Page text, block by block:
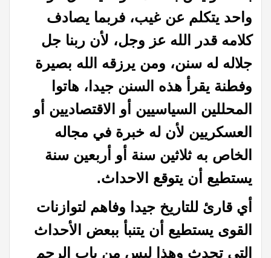
واحد يتكلم عن غيب، فربما يصادف
كلامه قدر الله عز وجل، لأن ربنا جل
جلاله له سنن، ومن يرزقه الله بصيرة
وفطنة يقرأ هذه السنن جيدا، هاتوا
المحللين السياسيين أو الاقتصاديين أو
العسكريين لأن له خبرة في مجاله
الخاص به ثلاثين سنة أو أربعين سنة
يستطيع أن يتوقع الاحداث.
أي قارئ للتاريخ جيدا وفاهم لتوازنات
القوى يستطيع أن يتنبأ ببعض الأحداث
التي تحدث وهذا ليس من باب الرجم